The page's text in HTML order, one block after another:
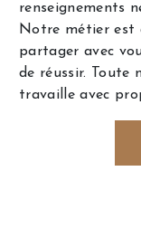
renseignements
Notre métier est
partager avec
de réussir. Toute
travaille avec